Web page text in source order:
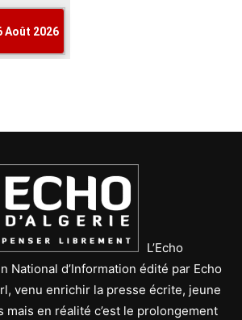
L’Echo
National d’Information édité par Echo
venu enrichir la presse écrite, jeune
mais en réalité c’est le prolongement